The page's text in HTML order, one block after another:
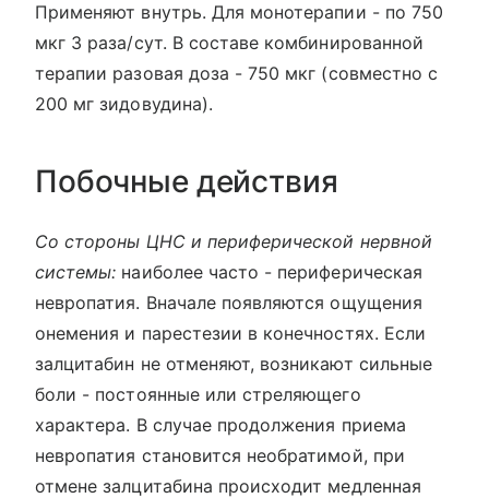
Применяют внутрь. Для монотерапии - по 750
мкг 3 раза/сут. В составе комбинированной
терапии разовая доза - 750 мкг (совместно с
200 мг зидовудина).
Побочные действия
Со стороны ЦНС и периферической нервной
системы: наиболее часто - периферическая
невропатия. Вначале появляются ощущения
онемения и парестезии в конечностях. Если
залцитабин не отменяют, возникают сильные
боли - постоянные или стреляющего
характера. В случае продолжения приема
невропатия становится необратимой, при
отмене залцитабина происходит медленная